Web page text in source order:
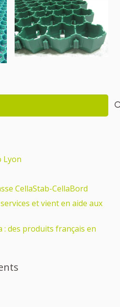
Lyon
CellaStab-CellaBord
et vient en aide aux
: des produits français en